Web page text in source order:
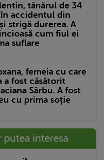
tânărul de 34
accidentul din
strigă durerea. A
cum fiul ei
suflare
femeia cu care
a fost căsătorit
Sârbu. A fost
cu prima soție
interesa